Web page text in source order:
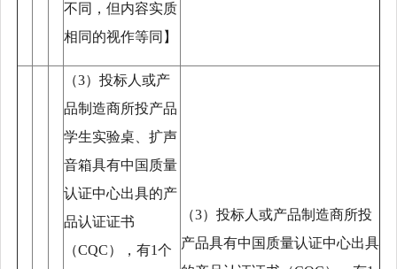
不同，但内容实质
相同的视作等同】
（3）投标人或产
品制造商所投产品
学生实验桌、扩声
音箱具有中国质量
认证中心出具的产
品认证证书
（CQC），有1个
（3）投标人或产品制造商所投
产品具有中国质量认证中心出具